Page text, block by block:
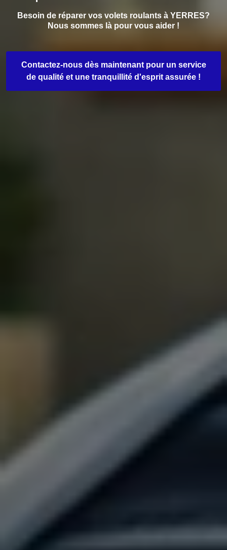
Besoin de réparer vos volets roulants à YERRES?
Nous sommes là pour vous aider !
Contactez-nous dès maintenant pour un service
de qualité et une tranquillité d'esprit assurée !